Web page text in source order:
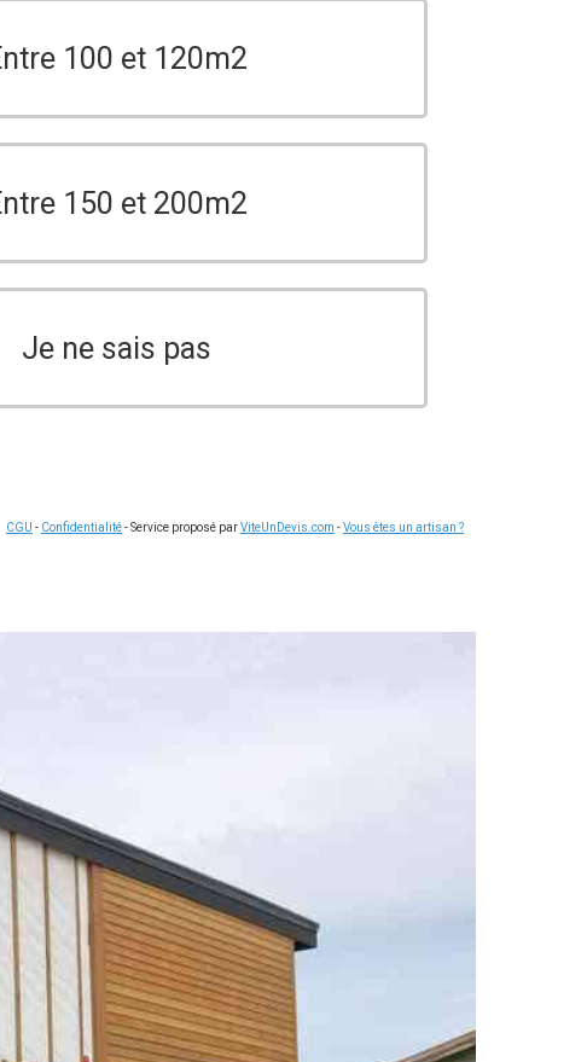
100 et 120m2
150 et 200m2
Je ne sais pas
CGU - Confidentialité- Service proposé parViteUnDevis.com -Vous êtes un artisan ?